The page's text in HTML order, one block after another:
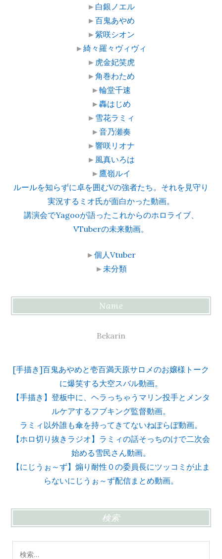
► 白銀ノエル
►百鬼あやめ
►紫咲シオン
►綺々羅々ヴィヴィ
► 虎金妃笑虎
►角巻わため
►輪堂千速
►轟はじめ
► 雪花ラミィ
►音乃瀬奏
►響咲リオナ
► 風真いろは
► 鷹嶺ルイ
ルールを知らずに卓を囲むVの強者たち。それを見守り
実況するミオ氏が面白かった動画。
講演会でYagooが語ったこれからのホロライブ、
VTuberの未来動画。
►個人Vtuber
► 未分類
Name
Bekarin
[手描き]百鬼あやめと壱百満天原サロメのお嬢様トーク
に爆笑する大空スバル動画。
【手描き】登板中に、ヘラっちゃうマリン投手とメンタ
ルケアするフブキング監督動画。
ラミィ以外誰も傘を持ってきてないねぽらぼ動画。
【ホロ切り抜きラジオ】ラミィの話そっちのけで二次会
始める雪民さん動画。
【にじうぉ～ず】煽り耐性０の委員長にツッコミが止ま
らないにじうぉ～ず配信まとめ動画。
検索